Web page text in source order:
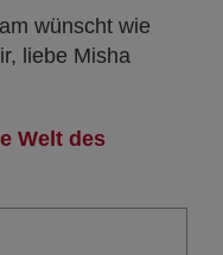
wünscht wie
liebe Misha
Welt des